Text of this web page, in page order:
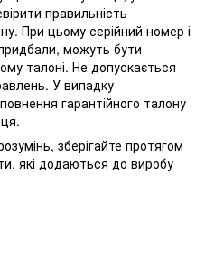
правильність
При цьому серійний номер і
можуть бути
талоні. Не допускається
У випадку
гарантійного талону
зберігайте протягом
які додаються до виробу